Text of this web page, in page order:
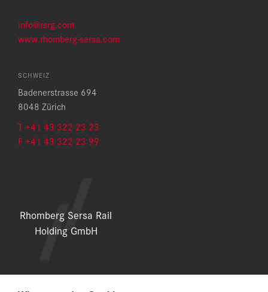
info@rsrg.com
www.rhomberg-sersa.com
SCHWEIZ
Badenerstrasse 694
8048 Zürich
T +41 43 322 23 23
F +41 43 322 23 99
Rhomberg Sersa Rail
Holding GmbH